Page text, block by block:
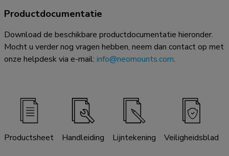
Productdocumentatie
Download de beschikbare productdocumentatie hieronder.
Mocht u verder nog vragen hebben, neem dan contact op met
onze helpdesk via e-mail: info@neomounts.com.
Productsheet Handleiding Lijntekening Veiligheidsblad